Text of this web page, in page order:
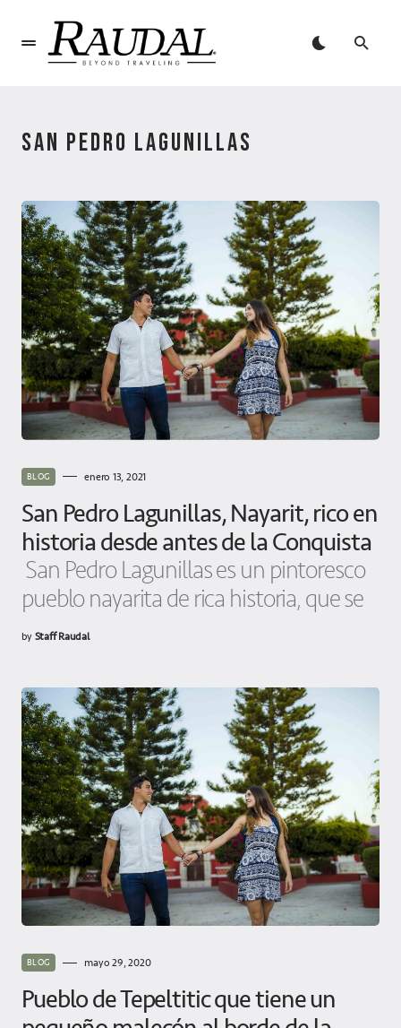
SAN PEDRO LAGUNILLAS
BLOG enero 13, 2021
San Pedro Lagunillas, Nayarit, rico en
historia desde antes de la Conquista
San Pedro Lagunillas es un pintoresco
pueblo nayarita de rica historia, que se
byStaff Raudal
BLOG mayo 29, 2020
Pueblo de Tepeltitic que tiene un